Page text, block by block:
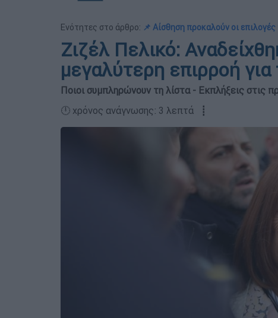
Ενότητες στο άρθρο: 📌 Αίσθηση προκαλούν οι
Ζιζέλ Πελικό:
μεγαλύτερη επιρροή
Ποιοι συμπληρώνουν τη λίστα - Εκπλήξεις στις
🕛 χρόνος ανάγνωσης: 3 λεπτά ┋